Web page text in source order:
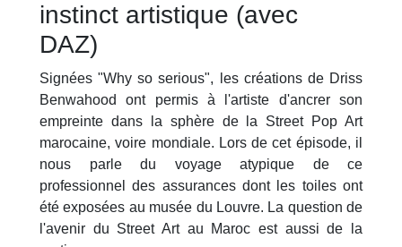
instinct artistique (avec
DAZ)
Signées "Why so serious", les créations de Driss
Benwahood ont permis à l'artiste d'ancrer son
empreinte dans la sphère de la Street Pop Art
marocaine, voire mondiale. Lors de cet épisode, il
nous parle du voyage atypique de ce
professionnel des assurances dont les toiles ont
été exposées au musée du Louvre. La question de
l'avenir du Street Art au Maroc est aussi de la